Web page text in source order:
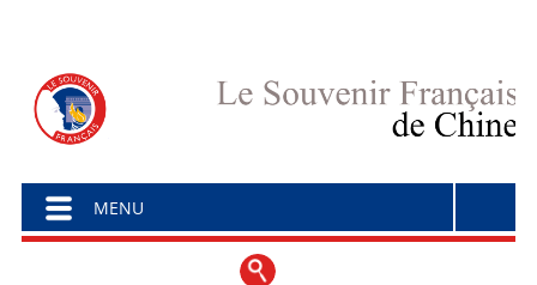
Menu principal
Aller au contenu
MENU